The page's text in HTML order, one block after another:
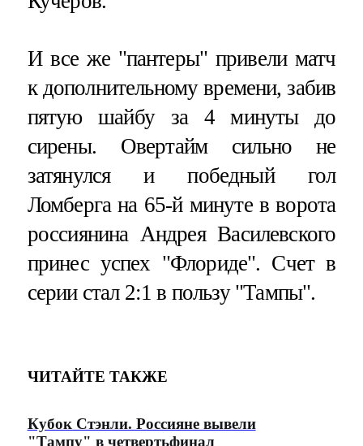
И все же "пантеры" привели матч
к дополнительному времени, забив
пятую шайбу за 4 минуты до
сирены. Овертайм сильно не
затянулся и победный гол
Ломберга на 65-й минуте в ворота
россиянина Андрея Василевского
принес успех "Флориде". Счет в
серии стал 2:1 в пользу "Тампы".
ЧИТАЙТЕ ТАКЖЕ
Кубок Стэнли. Россияне вывели
"Тампу" в четвертьфинал